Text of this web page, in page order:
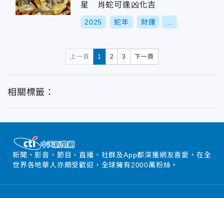
星 肖蛇可逢凶化吉
2025 蛇年 財運
上一頁 1 2 3 下一頁
相關標籤：
新聞、影音、節目、直播、社群及App都深獲網友喜愛，在全
世界各地華人亦頗受歡迎，全球擁有2000萬粉絲。